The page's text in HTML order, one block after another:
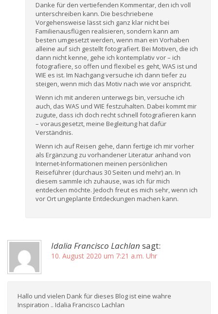
Danke für den vertiefenden Kommentar, den ich voll
unterschreiben kann. Die beschriebene
Vorgehensweise lässt sich ganz klar nicht bei
Familienausflügen realisieren, sondern kann am
besten umgesetzt werden, wenn man ein Vorhaben
alleine auf sich gestellt fotografiert. Bei Motiven, die ich
dann nicht kenne, gehe ich kontemplativ vor – ich
fotografiere, so offen und flexibel es geht, WAS ist und
WIE es ist. Im Nachgang versuche ich dann tiefer zu
steigen, wenn mich das Motiv nach wie vor anspricht.
Wenn ich mit anderen unterwegs bin, versuche ich
auch, das WAS und WIE festzuhalten. Dabei kommt mir
zugute, dass ich doch recht schnell fotografieren kann
– vorausgesetzt, meine Begleitung hat dafür
Verständnis.
Wenn ich auf Reisen gehe, dann fertige ich mir vorher
als Ergänzung zu vorhandener Literatur anhand von
Internet-Informationen meinen persönlichen
Reiseführer (durchaus 30 Seiten und mehr) an. In
diesem sammle ich zuhause, was ich für mich
entdecken möchte. Jedoch freut es mich sehr, wenn ich
vor Ort ungeplante Entdeckungen machen kann.
Idalia Francisco Lachlan sagt:
10. August 2020 um 7:21 a.m. Uhr
Hallo und vielen Dank für dieses Blog ist eine wahre
Inspiration .. Idalia Francisco Lachlan